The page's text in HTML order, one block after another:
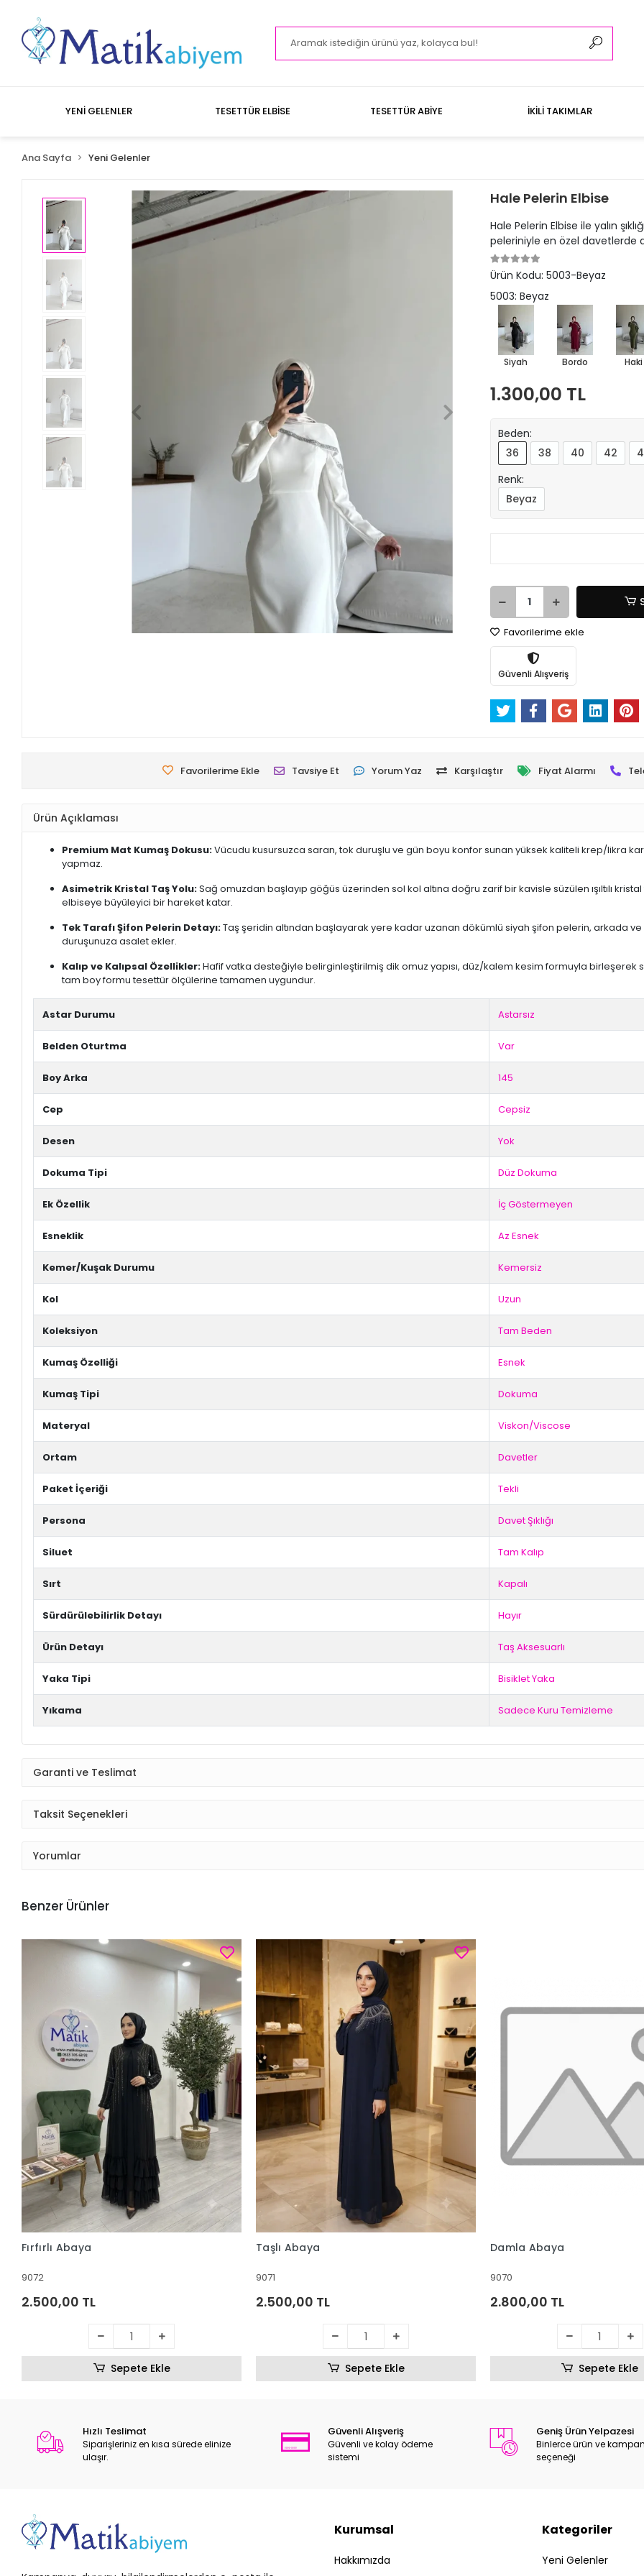
YENİ GELENLER TESETTÜR ELBİSE TESETTÜR ABİYE İKİLİ TAKIMLAR
Ana Sayfa Yeni Gelenler
Hale Pelerin Elbise
Hale Pelerin Elbise ile yalın
peleriniyle en özel davetlerde
Ürün Kodu: 5003-Beyaz
5003: Beyaz
Siyah Bordo Haki
1.300,00 TL
Beden:
36
38 40 42
Renk:
Beyaz
Favorilerime ekle
Güvenli Alışveriş
Favorilerime Ekle Tavsiye Et Yorum Yaz Karşılaştır Fiyat Alarmı
Ürün Açıklaması
Premium Mat Kumaş Dokusu:Vücudu kusursuzca saran, tok duruşlu ve gün boyu konfor sunan yüksek kaliteli krep/likra
yapmaz.
Asimetrik Kristal Taş Yolu:Sağ omuzdan başlayıp göğüs üzerinden sol kol altına doğru zarif bir kavisle süzülen ışıltılı
elbiseye büyüleyici bir hareket katar.
Tek Tarafı Şifon Pelerin Detayı:Taş şeridin altından başlayarak yere kadar uzanan dökümlü siyah şifon pelerin, arkada
duruşunuza asalet ekler.
Kalıp ve Kalıpsal Özellikler:Hafif vatka desteğiyle belirginleştirilmiş dik omuz yapısı, düz/kalem kesim formuyla
tam boy formu tesettür ölçülerine tamamen uygundur.
Astar Durumu Astarsız
Belden Oturtma Var
Boy Arka 145
Cep Cepsiz
Desen Yok
Dokuma Tipi Düz Dokuma
Ek Özellik İç Göstermeyen
Esneklik Az Esnek
Kemer/Kuşak Durumu Kemersiz
Kol Uzun
Koleksiyon Tam Beden
Kumaş Özelliği Esnek
Kumaş Tipi Dokuma
Materyal Viskon/Viscose
Ortam Davetler
Paket İçeriği Tekli
Persona Davet Şıklığı
Siluet Tam Kalıp
Sırt Kapalı
Sürdürülebilirlik Detayı Hayır
Ürün Detayı Taş Aksesuarlı
Yaka Tipi Bisiklet Yaka
Yıkama Sadece Kuru Temizleme
Garanti ve Teslimat
Taksit Seçenekleri
Yorumlar
Benzer Ürünler
Fırfırlı Abaya
9072
2.500,00 TL
Sepete Ekle
Taşlı Abaya
9071
2.500,00 TL
Sepete Ekle
Damla Abaya
9070
2.800,00 TL
Sepete Ekle
Hızlı Teslimat
Siparişleriniz en kısa sürede elinize
ulaşır.
Güvenli Alışveriş
Güvenli ve kolay ödeme
sistemi
Geniş Ürün Yelpazesi
Binlerce ürün ve
seçeneği
Kurumsal
Hakkımızda
Kategoriler
Yeni Gelenler